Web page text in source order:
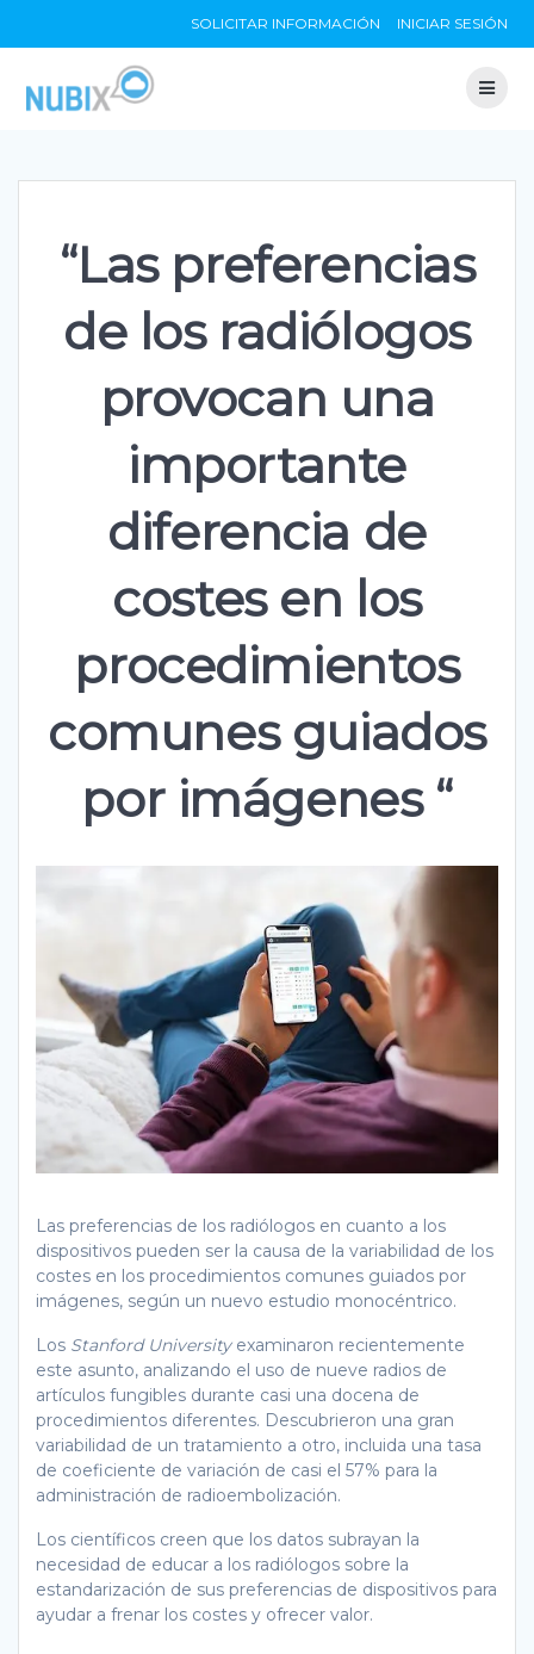
to
SOLICITAR INFORMACIÓN INICIAR SESIÓN
“Las preferencias
de los radiólogos
provocan una
importante
diferencia de
costes en los
procedimientos
comunes guiados
por imágenes “
Las preferencias de los radiólogos en cuanto a los
dispositivos pueden ser la causa de la variabilidad de los
costes en los procedimientos comunes guiados por
imágenes, según un nuevo estudio monocéntrico.
Los Stanford Universityexaminaron recientemente
este asunto, analizando el uso de nueve radios de
artículos fungibles durante casi una docena de
procedimientos diferentes. Descubrieron una gran
variabilidad de un tratamiento a otro, incluida una tasa
de coeficiente de variación de casi el 57% para la
administración de radioembolización.
Los científicos creen que los datos subrayan la
necesidad de educar a los radiólogos sobre la
estandarización de sus preferencias de dispositivos para
ayudar a frenar los costes y ofrecer valor.